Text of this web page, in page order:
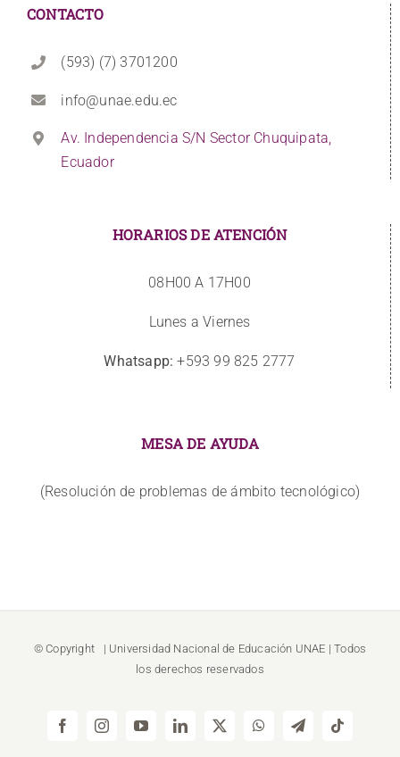
CONTACTO
(593) (7) 3701200
info@unae.edu.ec
Av. Independencia S/N Sector Chuquipata,
Ecuador
HORARIOS DE ATENCIÓN
08H00 A 17H00
Lunes a Viernes
Whatsapp: +593 99 825 2777
MESA DE AYUDA
(Resolución de problemas de ámbito tecnológico)
© Copyright | Universidad Nacional de Educación UNAE | Todos
los derechos reservados
FacebookInstagramYouTubeLinkedIn
X WhatsAppTelegramTiktok